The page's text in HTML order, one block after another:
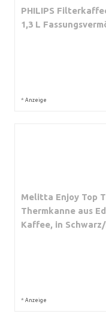
PHILIPS
1,3 L
* Anzeige
Melitta Enjoy Top
Thermkanne aus
Kaffee, in
* Anzeige